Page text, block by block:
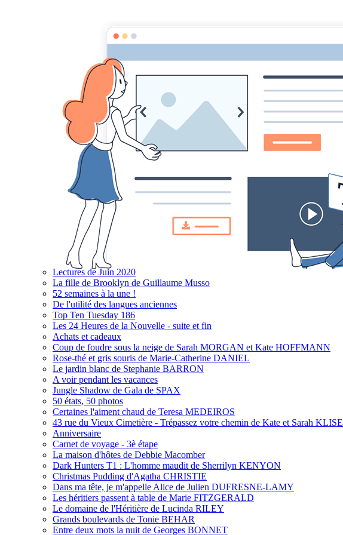
La clef des mots
Page d'accueil
Mon 1er roman
Lectures de Juin 2020
La fille de Brooklyn de Guillaume Musso
52 semaines à la une !
De l'utilité des langues anciennes
Top Ten Tuesday 186
Les 24 Heures de la Nouvelle - suite et fin
Achats et cadeaux
Coup de foudre sous la neige de Sarah MORGAN et Kate HOFFMANN
Rose-thé et gris souris de Marie-Catherine DANIEL
Le jardin blanc de Stephanie BARRON
A voir pendant les vacances
Jungle Shadow de Gala de SPAX
50 états, 50 photos
Certaines l'aiment chaud de Teresa MEDEIROS
43 rue du Vieux Cimetière - Trépassez votre chemin de Kate et Sarah KLISE
Anniversaire
Carnet de voyage - 3è étape
La maison d'hôtes de Debbie Macomber
Dark Hunters T1 : L'homme maudit de Sherrilyn KENYON
Christmas Pudding d'Agatha CHRISTIE
Dans ma tête, je m'appelle Alice de Julien DUFRESNE-LAMY
Les héritiers passent à table de Marie FITZGERALD
Le domaine de l'Héritière de Lucinda RILEY
Grands boulevards de Tonie BEHAR
Entre deux mots la nuit de Georges BONNET